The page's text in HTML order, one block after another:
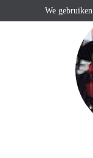
We gebruiken